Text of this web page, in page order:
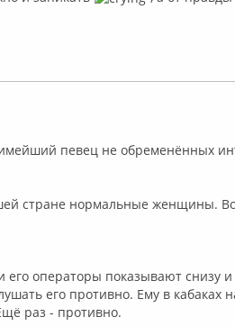
певец не обременённых
стране нормальные женщины.
его операторы показывают снизу
его противно. Ему в кабаках
раз - противно.